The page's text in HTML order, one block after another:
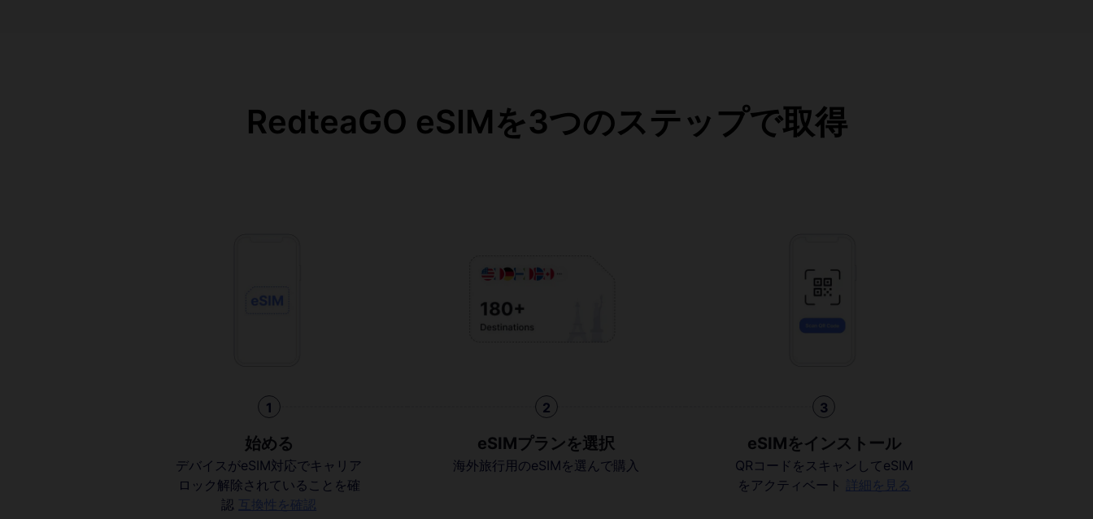
RedteaGO eSIMを3つのステップで取得
1
始める
デバイスがeSIM対応でキャリア
ロック解除されていることを確
認 互換性を確認
2
eSIMプランを選択
海外旅行用のeSIMを選んで購入
3
eSIMをインストール
QRコードをスキャンしてeSIM
をアクティベート
詳細を見る